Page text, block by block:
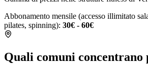
Abbonamento mensile (accesso illimitato
pilates, spinning): 30€ - 60€
Quali comuni